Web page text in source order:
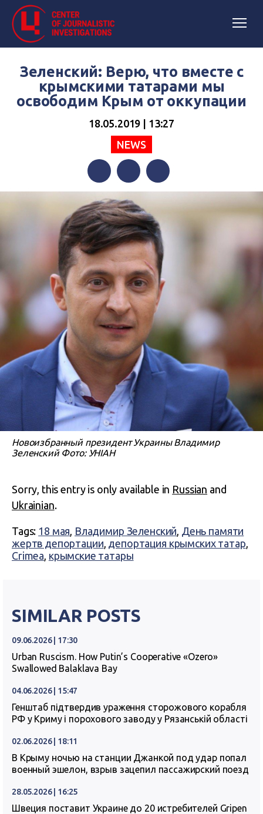
Зеленский: Верю, что вместе с
крымскими татарами мы
освободим Крым от оккупации
18.05.2019 | 13:27
NEWS
FacebookTwitterTelegram
Новоизбранный президент Украины Владимир
Зеленский Фото: УНІАН
Sorry, this entry is only available in Russian and
Ukrainian.
Tags: 18 мая, Владимир Зеленский, День памяти
жертв депортации, депортация крымских татар,
Crimea, крымские татары
SIMILAR POSTS
09.06.2026 | 17:30
Urban Ruscism. How Putin’s Cooperative «Ozero»
Swallowed Balaklava Bay
04.06.2026 | 15:47
Генштаб підтвердив ураження сторожового корабля
РФ у Криму і порохового заводу у Рязанській області
02.06.2026 | 18:11
В Крыму ночью на станции Джанкой под удар попал
военный эшелон, взрыв зацепил пассажирский поезд
28.05.2026 | 16:25
Швеция поставит Украине до 20 истребителей Gripen